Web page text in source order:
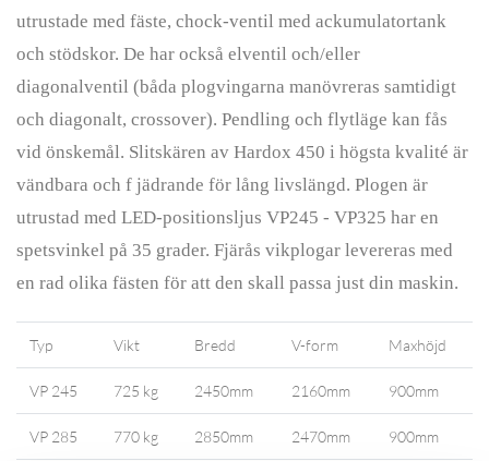
utrustade med fäste, chock-ventil med ackumulatortank
och stödskor. De har också elventil och/eller
diagonalventil (båda plogvingarna manövreras samtidigt
och diagonalt, crossover). Pendling och flytläge kan fås
vid önskemål. Slitskären av Hardox 450 i högsta kvalité är
vändbara och f jädrande för lång livslängd. Plogen är
utrustad med LED-positionsljus VP245 - VP325 har en
spetsvinkel på 35 grader. Fjärås vikplogar levereras med
en rad olika fästen för att den skall passa just din maskin.
Typ Vikt Bredd V-form Maxhöjd
VP 245 725 kg 2450mm 2160mm 900mm
VP 285 770 kg 2850mm 2470mm 900mm